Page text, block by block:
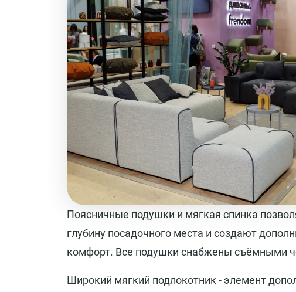
Поясничные подушки и мягкая спинка
глубину посадочного места и создают
комфорт. Все подушки снабжены съёмными
Широкий мягкий подлокотник - элемент